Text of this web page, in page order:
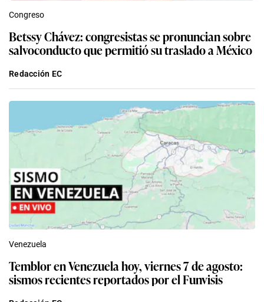
Congreso
Betssy Chávez: congresistas se pronuncian sobre
salvoconducto que permitió su traslado a México
Redacción EC
Venezuela
Temblor en Venezuela hoy, viernes 7 de agosto:
sismos recientes reportados por el Funvisis